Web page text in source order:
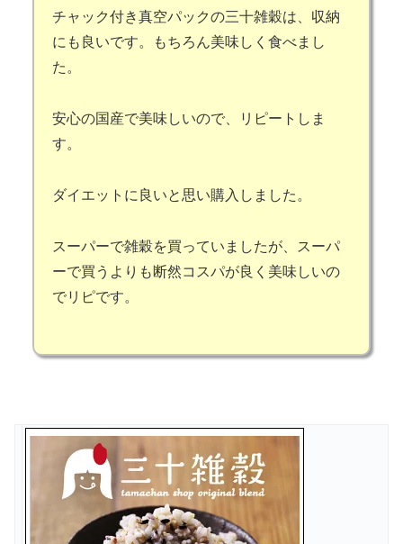
チャック付き真空パックの三十雑穀は、収納
にも良いです。もちろん美味しく食べまし
た。
安心の国産で美味しいので、リピートしま
す。
ダイエットに良いと思い購入しました。
スーパーで雑穀を買っていましたが、スーパ
ーで買うよりも断然コスパが良く美味しいの
でリピです。